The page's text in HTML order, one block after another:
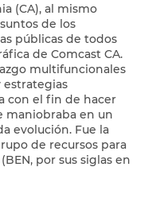
(CA), al mismo
de los
públicas de todos
de Comcast CA.
multifuncionales
estrategias
con el fin de hacer
maniobraba en un
evolución. Fue la
de recursos para
por sus siglas en